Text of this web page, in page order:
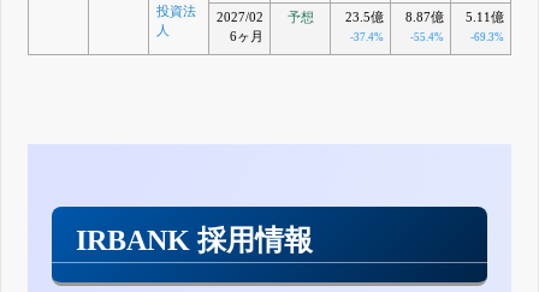
投資法
人
2027/02
6ヶ月
予想 23.5億
-37.4%
8.87億
-55.4%
5.11億
-69.3%
IRBANK 採用情報